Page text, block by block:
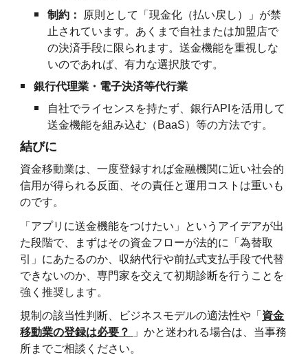
制約：
原則として「現金化（払い戻し）」が禁
止されています。あくまで自社または加盟店で
の決済手段に限られます。送金機能を重視しな
いのであれば、有力な選択肢です。
銀行代理業・電子決済等代行業
自社でライセンスを持たず、銀行APIを活用して
送金機能を組み込む（BaaS）等の方法です。
結びに
資金移動業は、一度登録すれば金融機関に近い社会的
信用が得られる反面、その責任と運用コストは重いも
のです。
「アプリに送金機能をつけたい」というアイデアが出
た段階で、まずはその資金フローが法的に「為替取
引」にあたるのか、収納代行や前払式支払手段で代替
できないのか、専門家を交えて初期診断を行うことを
強く推奨します。
規制の該当性判断、ビジネスモデルの適法性や 「 資金
移動業の登録は必要？
」かと迷われる場合は、当事務
所までご相談ください。